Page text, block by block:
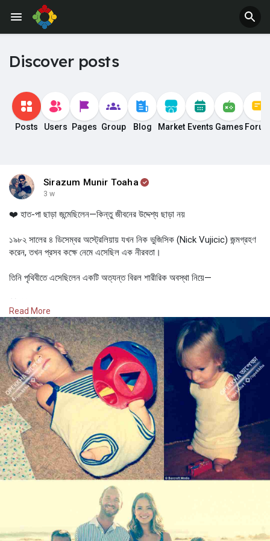
Discover posts
Posts Users Pages Group Blog Market Events Games
Sirazum Munir Toaha
3 w
❤️ হাত-পা ছাড়া জন্মেছিলেন—কিন্তু জীবনের উদ্দেশ্য ছাড়া নয়
১৯৮২ সালের ৪ ডিসেম্বর অস্ট্রেলিয়ায় যখন নিক ভুজিসিক (Nick Vujicic) জন্মগ্রহণ
করেন, তখন প্রসব কক্ষে নেমে এসেছিল এক নীরবতা।
তিনি পৃথিবীতে এসেছিলেন একটি অত্যন্ত বিরল শারীরিক অবস্থা নিয়ে—
যার কারণে তার কোনো হাত বা পা ছিল না।
তার বাবা-মা হতবাক হয়ে গিয়েছিলেন।
চিকিৎসকদের কাছেও খুব বেশি উত্তর ছিল না।
অনেকেই ভেবেছিলেন, তার ভবিষ্যৎ শুধুই সীমাবদ্ধতার মধ্যে আবদ্ধ থাকবে।
কিন্তু তারা সম্পূর্ণ ভুল ছিলেন।
বড় হয়ে ওঠার পথটি সহজ ছিল না।
যে সাধারণ কাজগুলো নিয়ে অধিকাংশ মানুষ কখনো ভাবেই না, সেগুলো করতে নিককে
অসাধারণ দৃঢ় সংকল্পের প্রয়োজন হতো।
স্কুলজীবনে তাকে সহ্য করতে হয়েছে—
Read More